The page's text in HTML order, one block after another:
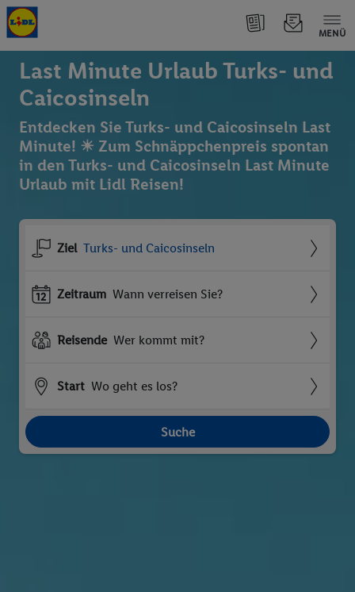
MENÜ
Last Minute Urlaub Turks- und
Caicosinseln
Entdecken Sie Turks- und Caicosinseln Last
Minute! ☀ Zum Schnäppchenpreis spontan
in den Turks- und Caicosinseln Last Minute
Urlaub mit Lidl Reisen!
Ziel Turks- und Caicosinseln
Zeitraum Wann verreisen Sie?
Reisende Wer kommt mit?
Start Wo geht es los?
Suche